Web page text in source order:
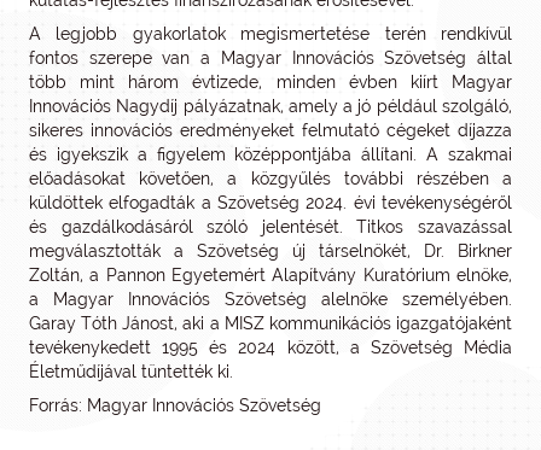
A legjobb gyakorlatok megismertetése terén rendkívül
fontos szerepe van a Magyar Innovációs Szövetség által
több mint három évtizede, minden évben kiírt Magyar
Innovációs Nagydíj pályázatnak, amely a jó például szolgáló,
sikeres innovációs eredményeket felmutató cégeket díjazza
és igyekszik a figyelem középpontjába állítani. A szakmai
előadásokat követően, a közgyűlés további részében a
küldöttek elfogadták a Szövetség 2024. évi tevékenységéről
és gazdálkodásáról szóló jelentését. Titkos szavazással
megválasztották a Szövetség új társelnökét, Dr. Birkner
Zoltán, a Pannon Egyetemért Alapítvány Kuratórium elnöke,
a Magyar Innovációs Szövetség alelnöke személyében.
Garay Tóth Jánost, aki a MISZ kommunikációs igazgatójaként
tevékenykedett 1995 és 2024 között, a Szövetség Média
Életműdíjával tüntették ki.
Forrás: Magyar Innovációs Szövetség